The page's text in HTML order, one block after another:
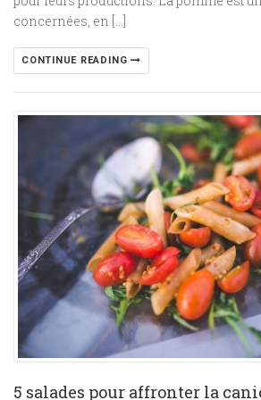
concernées, en […]
CONTINUE READING
5 salades pour affronter la